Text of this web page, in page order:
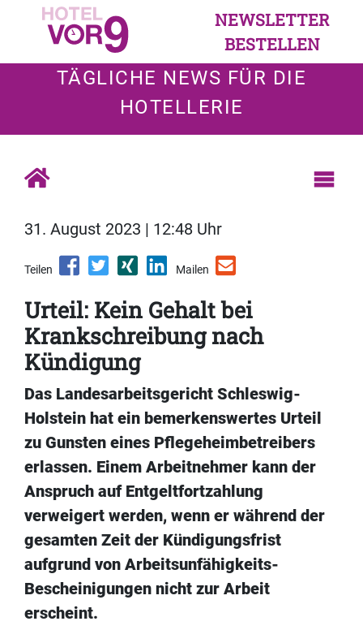
NEWSLETTER
BESTELLEN
TÄGLICHE NEWS FÜR DIE
HOTELLERIE
31. August 2023 | 12:48 Uhr
Teilen Mailen
Urteil: Kein Gehalt bei
Krankschreibung nach
Kündigung
Das Landesarbeitsgericht Schleswig-
Holstein hat ein bemerkenswertes Urteil
zu Gunsten eines Pflegeheimbetreibers
erlassen. Einem Arbeitnehmer kann der
Anspruch auf Entgeltfortzahlung
verweigert werden, wenn er während der
gesamten Zeit der Kündigungsfrist
aufgrund von Arbeitsunfähigkeits-
Bescheinigungen nicht zur Arbeit
erscheint.